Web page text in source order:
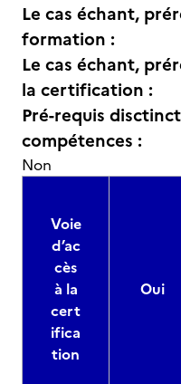
Le cas échant,
formation :
Le cas échant,
la certification :
Pré-requis
compétences :
Non
Voie
d’ac
cès
à la
cert
ifica
tion
Oui